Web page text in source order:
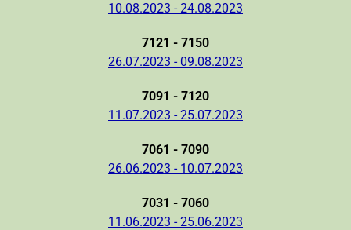
10.08.2023 - 24.08.2023
7121 - 7150
26.07.2023 - 09.08.2023
7091 - 7120
11.07.2023 - 25.07.2023
7061 - 7090
26.06.2023 - 10.07.2023
7031 - 7060
11.06.2023 - 25.06.2023